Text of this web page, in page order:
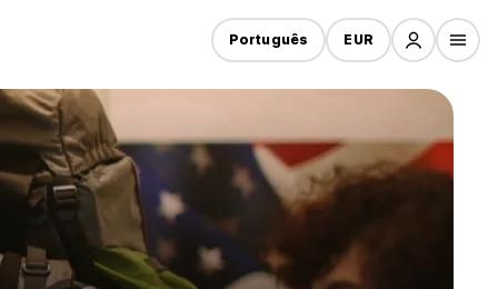
Português EUR